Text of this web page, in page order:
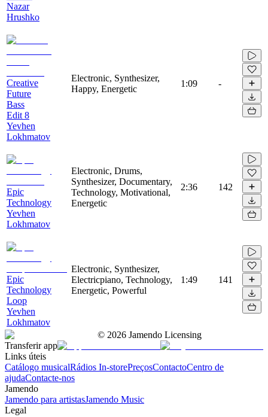
Nazar
Hrushko
Creative
Future
Bass
Edit 8
Yevhen
Lokhmatov
Electronic, Synthesizer,
Happy, Energetic
1:09 -
Epic
Technology
Yevhen
Lokhmatov
Electronic, Drums,
Synthesizer, Documentary,
Technology, Motivational,
Energetic
2:36 142
Epic
Technology
Loop
Yevhen
Lokhmatov
Electronic, Synthesizer,
Electricpiano, Technology,
Energetic, Powerful
1:49 141
© 2026 Jamendo Licensing
Transferir app
Links úteis
Catálogo musicalRádios In-storePreçosContactoCentro de
ajudaContacte-nos
Jamendo
Jamendo para artistasJamendo Music
Legal